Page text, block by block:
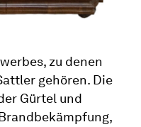
zu denen
gehören. Die
Gürtel und